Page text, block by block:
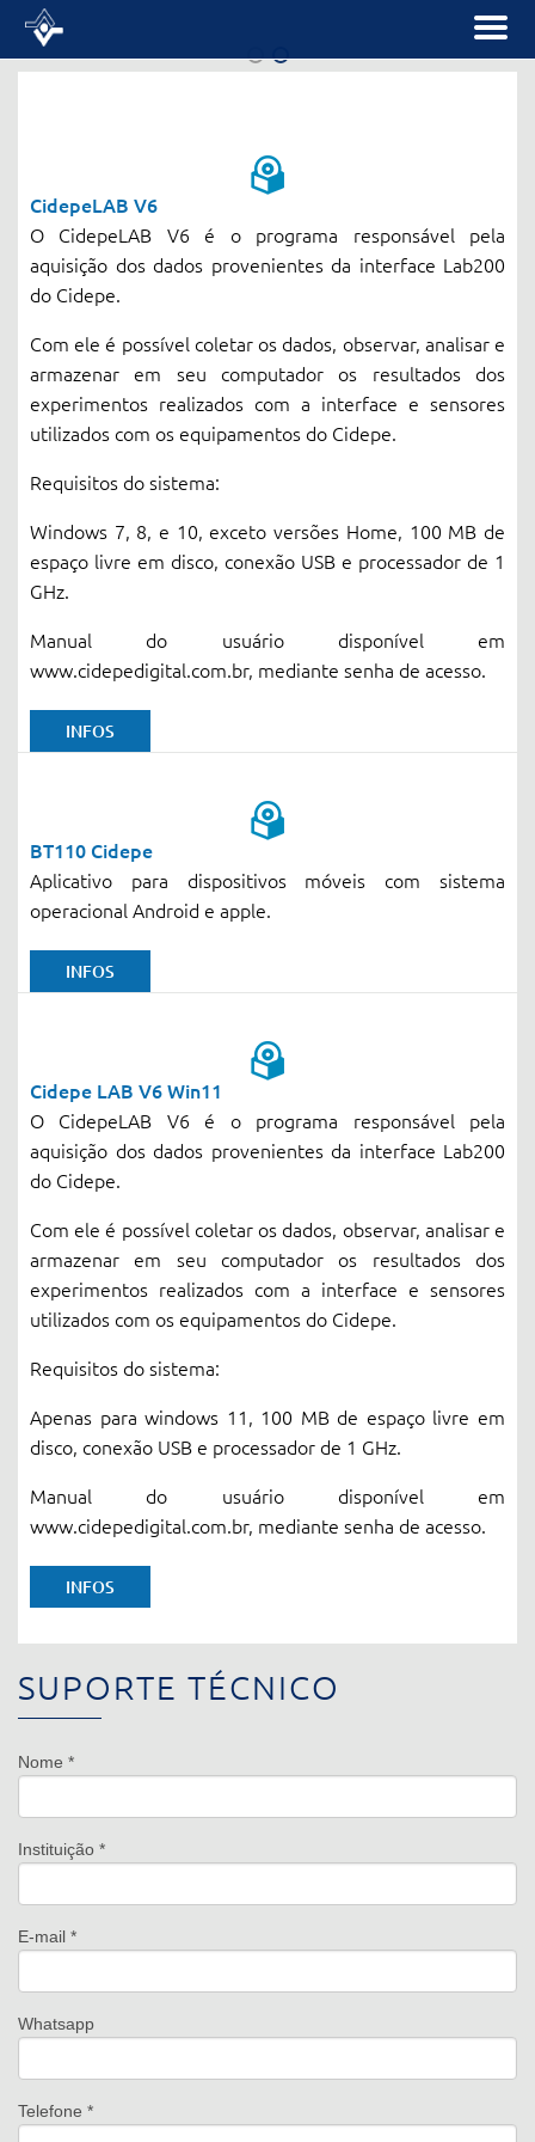
WINDOWS 10 ? BAIXE A VERSÃO MAIS RECENTE DO SOFTWARE DE SEU PRODUTO
BEM-VINDO A PÁGINA DE DOWNLOAD DE SOFTWARES DO CIDEPE
CidepeLAB V6
O CidepeLAB V6 é o programa responsável pela
aquisição dos dados provenientes da interface Lab200
do Cidepe.
Com ele é possível coletar os dados, observar, analisar e
armazenar em seu computador os resultados dos
experimentos realizados com a interface e sensores
utilizados com os equipamentos do Cidepe.
Requisitos do sistema:
Windows 7, 8, e 10, exceto versões Home, 100 MB de
espaço livre em disco, conexão USB e processador de 1
GHz.
Manual do usuário disponível em
www.cidepedigital.com.br, mediante senha de acesso.
INFOS
BT110 Cidepe
Aplicativo para dispositivos móveis com sistema
operacional Android e apple.
INFOS
Cidepe LAB V6 Win11
O CidepeLAB V6 é o programa responsável pela
aquisição dos dados provenientes da interface Lab200
do Cidepe.
Com ele é possível coletar os dados, observar, analisar e
armazenar em seu computador os resultados dos
experimentos realizados com a interface e sensores
utilizados com os equipamentos do Cidepe.
Requisitos do sistema:
Apenas para windows 11, 100 MB de espaço livre em
disco, conexão USB e processador de 1 GHz.
Manual do usuário disponível em
www.cidepedigital.com.br, mediante senha de acesso.
INFOS
SUPORTE TÉCNICO
Nome *
Instituição *
E-mail *
Whatsapp
Telefone *